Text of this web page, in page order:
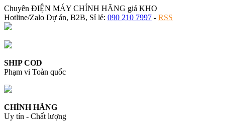
Chuyên ĐIỆN MÁY CHÍNH HÃNG giá KHO
Hotline/Zalo Dự án, B2B, Sỉ lẻ: 090 210 7997 - RSS
SHIP COD
Phạm vi Toàn quốc
CHÍNH HÃNG
Uy tín - Chất lượng